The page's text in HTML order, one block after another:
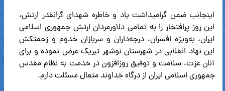
اینجانب ضمن گرامیداشت یاد و خاطره شهدای گرانقدر ارتش،
این روز پرافتخار را به تمامی دلاورمردان ارتش جمهوری اسلامی
ایران، به‌ویژه افسران، درجه‌داران و سربازان خدوم و زحمتکش
این نهاد انقلابی در شهرستان نوشهر تبریک عرض نموده و برای
آنان عزت، سلامت و توفیق روزافزون در خدمت به نظام مقدس
جمهوری اسلامی ایران از درگاه خداوند متعال مسئلت دارم.